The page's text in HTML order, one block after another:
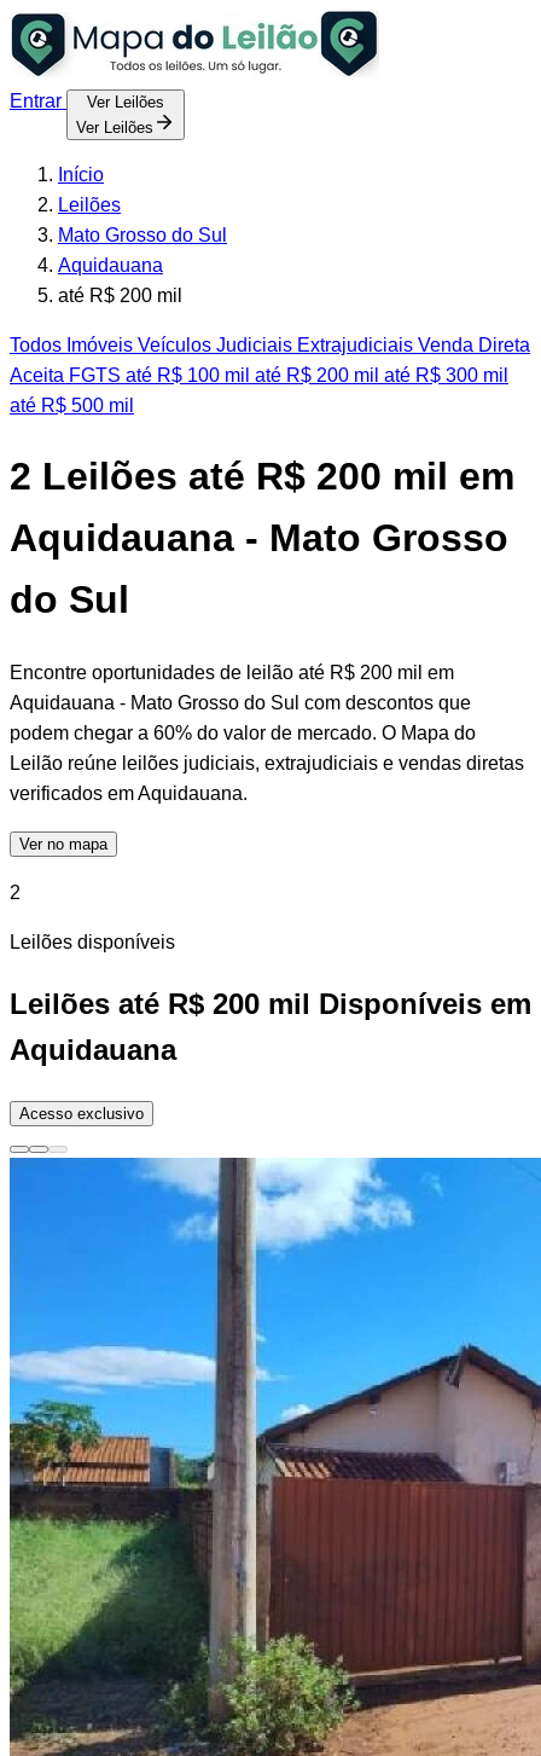
Entrar
Ver Leilões
Ver Leilões
Início
Leilões
Mato Grosso do Sul
Aquidauana
até R$ 200 mil
Todos Imóveis Veículos Judiciais Extrajudiciais Venda Direta
Aceita FGTS até R$ 100 mil até R$ 200 mil até R$ 300 mil
até R$ 500 mil
2 Leilões até R$ 200 mil em
Aquidauana - Mato Grosso
do Sul
Encontre oportunidades de leilão até R$ 200 mil em
Aquidauana - Mato Grosso do Sul com descontos que
podem chegar a 60% do valor de mercado. O Mapa do
Leilão reúne leilões judiciais, extrajudiciais e vendas diretas
verificados em Aquidauana.
Ver no mapa
2
Leilões disponíveis
Leilões até R$ 200 mil Disponíveis em
Aquidauana
Acesso exclusivo